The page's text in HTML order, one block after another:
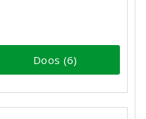
Doos (6)